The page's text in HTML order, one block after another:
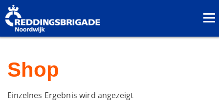
Shop
Einzelnes Ergebnis wird angezeigt